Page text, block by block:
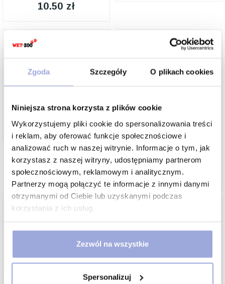
Zgoda Szczegóły O plikach cookies
Niniejsza strona korzysta z plików cookie
Wykorzystujemy pliki cookie do spersonalizowania treści
i reklam, aby oferować funkcje społecznościowe i
analizować ruch w naszej witrynie. Informacje o tym, jak
korzystasz z naszej witryny, udostępniamy partnerom
społecznościowym, reklamowym i analitycznym.
Partnerzy mogą połączyć te informacje z innymi danymi
otrzymanymi od Ciebie lub uzyskanymi podczas
korzystania z ich usług.
Zezwól na wszystkie
Spersonalizuj
10.50 zł
VEAL PUPPY CIELĘCINA
SZCZENIĄT PUSZKA 200G
10.50 zł
NATURES PROTECTION
SUPERIOR CARE WHITE
DOGS GRAIN FREE SMALL
SALMON ŁOSOŚ PIES
DOROSŁY BIAŁE PSY
60.99 zł
Nature’s Protection Game
200g (dziczyzna)